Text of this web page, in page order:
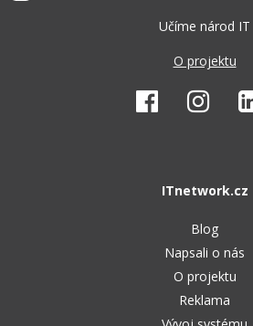
Učíme národ IT
O projektu
ITnetwork.cz
Blog
Napsali o nás
O projektu
Reklama